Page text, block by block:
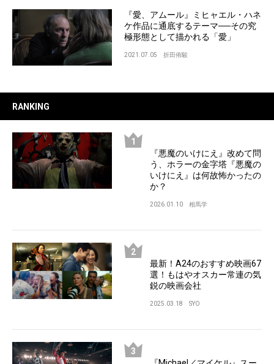
『愛、アムール』ミヒャエル・ハネ
ケ作品に通底するテーマ──その究
極形態として描かれる「愛」
2021.07.05 折田侑駿
RANKING
『悪魔のいけにえ』改めて問
う、ホラーの金字塔『悪魔の
いけにえ』は何故怖かったの
か？
2026.01.10 相馬学
最新！A24のおすすめ映画67
選！もはやオスカー常連の気
鋭の映画会社
2025.03.18 SYO